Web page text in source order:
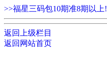
>>福星三码包10期准8期以上!
返回上级栏目
返回网站首页